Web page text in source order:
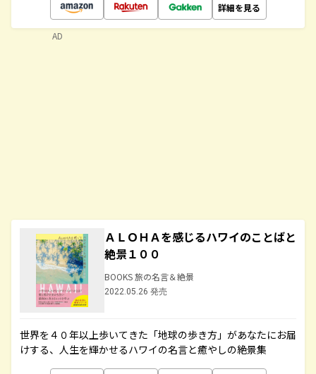
詳細を見る
ＡＬＯＨＡを感じるハワイのことばと
絶景１００
BOOKS 旅の名言＆絶景
2022.05.26 発売
世界を４０年以上歩いてきた「地球の歩き方」があなたにお届
けする、人生を輝かせるハワイの名言と癒やしの絶景集
AD